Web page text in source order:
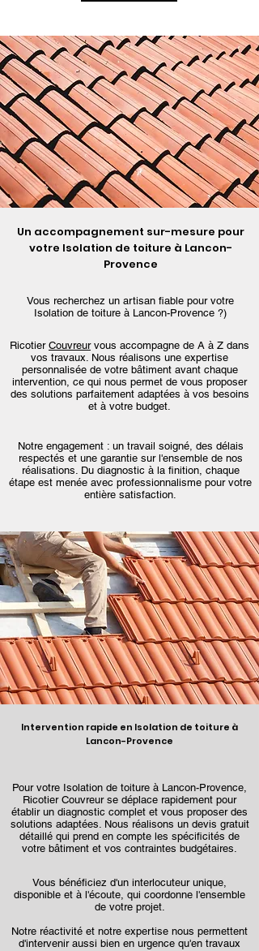
Un accompagnement sur-mesure pour
votre Isolation de toiture à Lancon-
Provence
Vous recherchez un artisan fiable pour votre
Isolation de toiture à Lancon-Provence ?)
Ricotier Couvreur vous accompagne de A à Z dans
vos travaux. Nous réalisons une expertise
personnalisée de votre bâtiment avant chaque
intervention, ce qui nous permet de vous proposer
des solutions parfaitement adaptées à vos besoins
et à votre budget.
Notre engagement : un travail soigné, des délais
respectés et une garantie sur l'ensemble de nos
réalisations. Du diagnostic à la finition, chaque
étape est menée avec professionnalisme pour votre
entière satisfaction.
Intervention rapide en Isolation de toiture à
Lancon-Provence
Pour votre Isolation de toiture à Lancon-Provence,
Ricotier Couvreur se déplace rapidement pour
établir un diagnostic complet et vous proposer des
solutions adaptées. Nous réalisons un devis gratuit
détaillé qui prend en compte les spécificités de
votre bâtiment et vos contraintes budgétaires.
Vous bénéficiez d'un interlocuteur unique,
disponible et à l'écoute, qui coordonne l'ensemble
de votre projet.
Notre réactivité et notre expertise nous permettent
d'intervenir aussi bien en urgence qu'en travaux